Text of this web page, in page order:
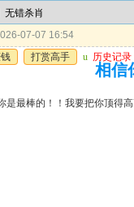
无错杀肖
07-07 16:54
打赏高手 u 历史记录
相信
是最棒的！！我要把你顶得